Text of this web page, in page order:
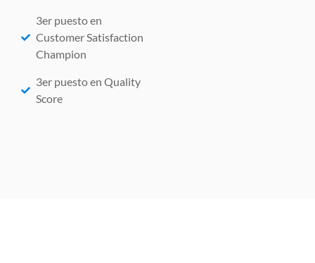
3er puesto en
Customer Satisfaction
Champion
3er puesto en Quality
Score